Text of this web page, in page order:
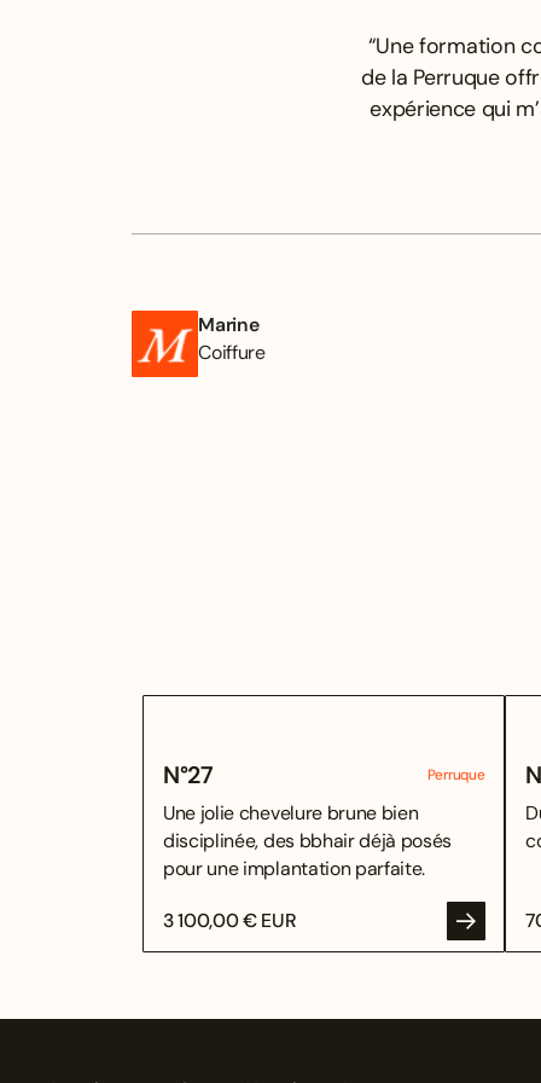
Marine
Coiffure
“Une formation
de la Perruque
expérience qui
N°27 Perruque
Une jolie chevelure brune bien
disciplinée, des bbhair déjà posés
pour une implantation parfaite.
3 100,00 € EUR